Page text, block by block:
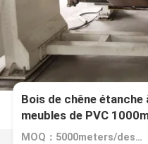
Bois de chêne
meubles de PVC
MOQ：5000meters/design